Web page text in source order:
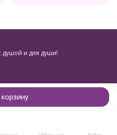
душой и для души!